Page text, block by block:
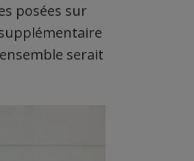
posées sur
serait